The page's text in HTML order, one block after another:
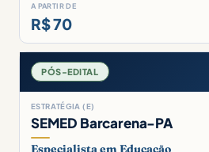
A PARTIR DE
R$ 70
PÓS-EDITAL
ESTRATÉGIA (E)
SEMED Barcarena-PA
Especialista em Educação